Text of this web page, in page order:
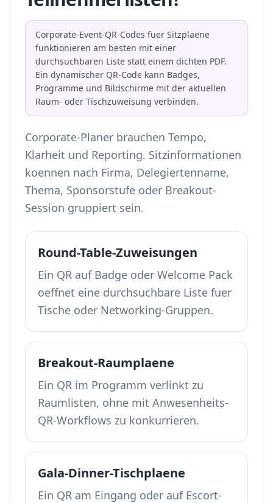
Corporate-Event-QR-Codes fuer Sitzplaene
funktionieren am besten mit einer
durchsuchbaren Liste statt einem dichten PDF.
Ein dynamischer QR-Code kann Badges,
Programme und Bildschirme mit der aktuellen
Raum- oder Tischzuweisung verbinden.
Corporate-Planer brauchen Tempo,
Klarheit und Reporting. Sitzinformationen
koennen nach Firma, Delegiertenname,
Thema, Sponsorstufe oder Breakout-
Session gruppiert sein.
Round-Table-Zuweisungen
Ein QR auf Badge oder Welcome Pack
oeffnet eine durchsuchbare Liste fuer
Tische oder Networking-Gruppen.
Breakout-Raumplaene
Ein QR im Programm verlinkt zu
Raumlisten, ohne mit Anwesenheits-
QR-Workflows zu konkurrieren.
Gala-Dinner-Tischplaene
Ein QR am Eingang oder auf Escort-